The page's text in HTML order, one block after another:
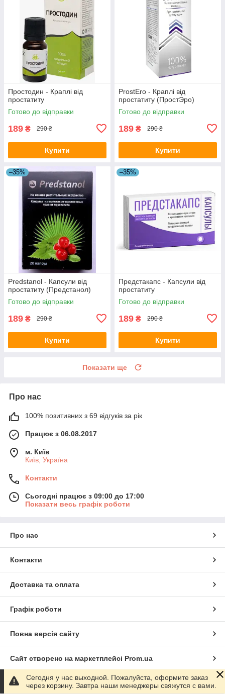
Простодин - Краплі від
простатиту
Готово до відправки
189 ₴ 290 ₴
Купити
ProstEro - Краплі від
простатиту (ПростЭро)
Готово до відправки
189 ₴ 290 ₴
Купити
–35%
Predstanol - Капсули від
простатиту (Предстанол)
Готово до відправки
189 ₴ 290 ₴
Купити
–35%
Предстакапс - Капсули від
простатиту
Готово до відправки
189 ₴ 290 ₴
Купити
Показати ще
Про нас
100% позитивних з 69 відгуків за рік
Працює з 06.08.2017
м. Київ
Київ, Україна
Контакти
Сьогодні працює з 09:00 до 17:00
Показати весь графік роботи
Про нас
Контакти
Доставка та оплата
Графік роботи
Повна версія сайту
Сайт створено на маркетплейсі Prom.ua
Політика конфіденційності
Сегодня у нас выходной. Пожалуйста, оформите заказ
через корзину. Завтра наши менеджеры свяжутся с вами.